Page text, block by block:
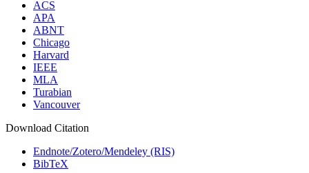
ACS
APA
ABNT
Chicago
Harvard
IEEE
MLA
Turabian
Vancouver
Download Citation
Endnote/Zotero/Mendeley (RIS)
BibTeX